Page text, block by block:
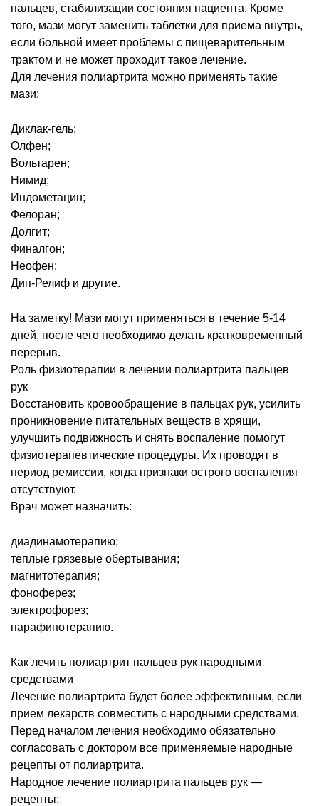
пальцев, стабилизации состояния пациента. Кроме
того, мази могут заменить таблетки для приема внутрь,
если больной имеет проблемы с пищеварительным
трактом и не может проходит такое лечение.
Для лечения полиартрита можно применять такие
мази:
Диклак-гель;
Олфен;
Вольтарен;
Нимид;
Индометацин;
Фелоран;
Долгит;
Финалгон;
Неофен;
Дип-Релиф и другие.
На заметку! Мази могут применяться в течение 5-14
дней, после чего необходимо делать кратковременный
перерыв.
Роль физиотерапии в лечении полиартрита пальцев
рук
Восстановить кровообращение в пальцах рук, усилить
проникновение питательных веществ в хрящи,
улучшить подвижность и снять воспаление помогут
физиотерапевтические процедуры. Их проводят в
период ремиссии, когда признаки острого воспаления
отсутствуют.
Врач может назначить:
диадинамотерапию;
теплые грязевые обертывания;
магнитотерапия;
фоноферез;
электрофорез;
парафинотерапию.
Как лечить полиартрит пальцев рук народными
средствами
Лечение полиартрита будет более эффективным, если
прием лекарств совместить с народными средствами.
Перед началом лечения необходимо обязательно
согласовать с доктором все применяемые народные
рецепты от полиартрита.
Народное лечение полиартрита пальцев рук ―
рецепты: